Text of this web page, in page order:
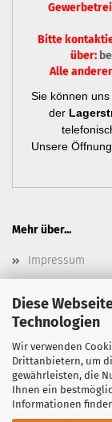
Diese
Technologien
Wir verwenden
Drittanbietern, um
gewährleisten, die
Ihnen ein
Informationen
Bitte
über:
Alle
Sie können
der
Unsere
Mehr über...
Impressum
Versand- &
Newsletter
AGB